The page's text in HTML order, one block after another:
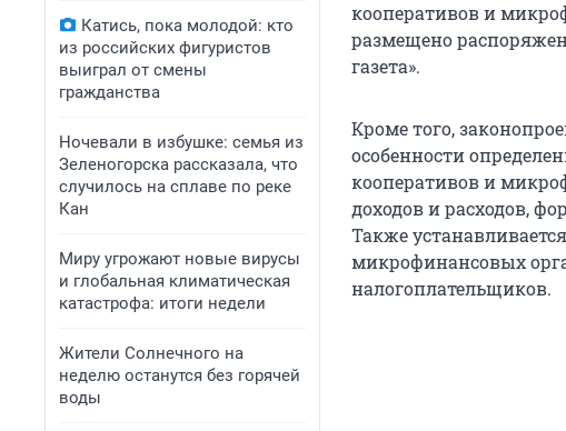
Катись, пока молодой: кто
из российских фигуристов
выиграл от смены
гражданства
Ночевали в избушке: семья из
Зеленогорска рассказала, что
случилось на сплаве по реке
Кан
Миру угрожают новые вирусы
и глобальная климатическая
катастрофа: итоги недели
Жители Солнечного на
неделю останутся без горячей
воды
кооперативов и
размещено
газета».
Кроме того,
особенности
кооперативов и
доходов и расходов,
Также
микрофинансовых
налогоплательщиков.